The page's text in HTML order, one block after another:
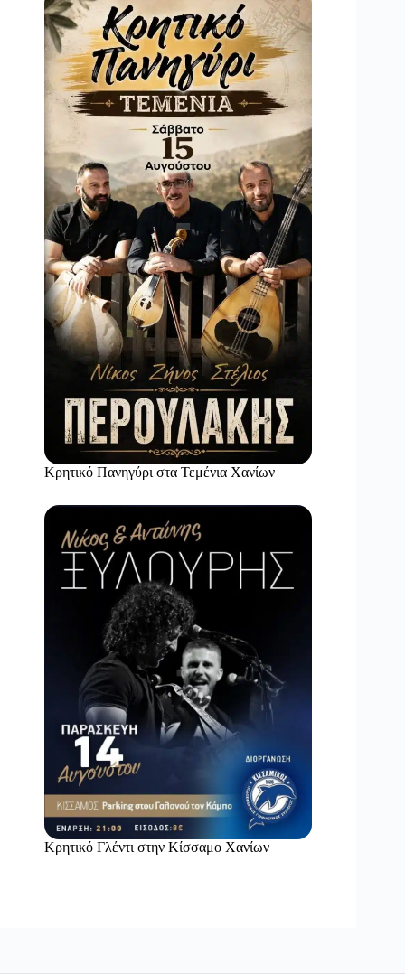
Κρητικό Πανηγύρι στα Τεμένια Χανίων
Κρητικό Γλέντι στην Κίσσαμο Χανίων